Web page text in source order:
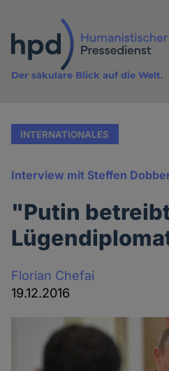
Inhalt
Der säkulare Blick auf die Welt.
INTERNATIONALES
Interview mit Steffen
"Putin
Florian Chefai
19.12.2016